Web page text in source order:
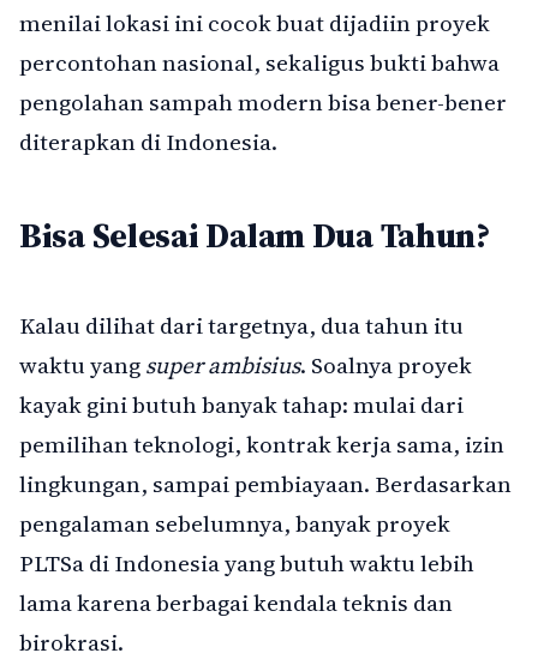
menilai lokasi ini cocok buat dijadiin proyek
percontohan nasional, sekaligus bukti bahwa
pengolahan sampah modern bisa bener-bener
diterapkan di Indonesia.
Bisa Selesai Dalam Dua Tahun?
Kalau dilihat dari targetnya, dua tahun itu
waktu yangsuper ambisius. Soalnya proyek
kayak gini butuh banyak tahap: mulai dari
pemilihan teknologi, kontrak kerja sama, izin
lingkungan, sampai pembiayaan. Berdasarkan
pengalaman sebelumnya, banyak proyek
PLTSa di Indonesia yang butuh waktu lebih
lama karena berbagai kendala teknis dan
birokrasi.